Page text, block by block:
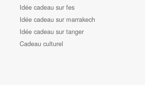
Idée cadeau sur fes
Idée cadeau sur marrakech
Idée cadeau sur tanger
Cadeau culturel